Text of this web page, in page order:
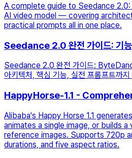
A complete guide to Seedance
AI video model — covering
practical prompts all in one place.
Seedance 2.0 완전 가이드: 기능
Seedance 2.0 완전 가이드:
아키텍처, 핵심 기능, 실전 프롬프트까
HappyHorse-1.1 -
Alibaba's Happy Horse 1.1
animates a single image, or builds
reference images. Supports 720p
durations, and five aspect ratios.